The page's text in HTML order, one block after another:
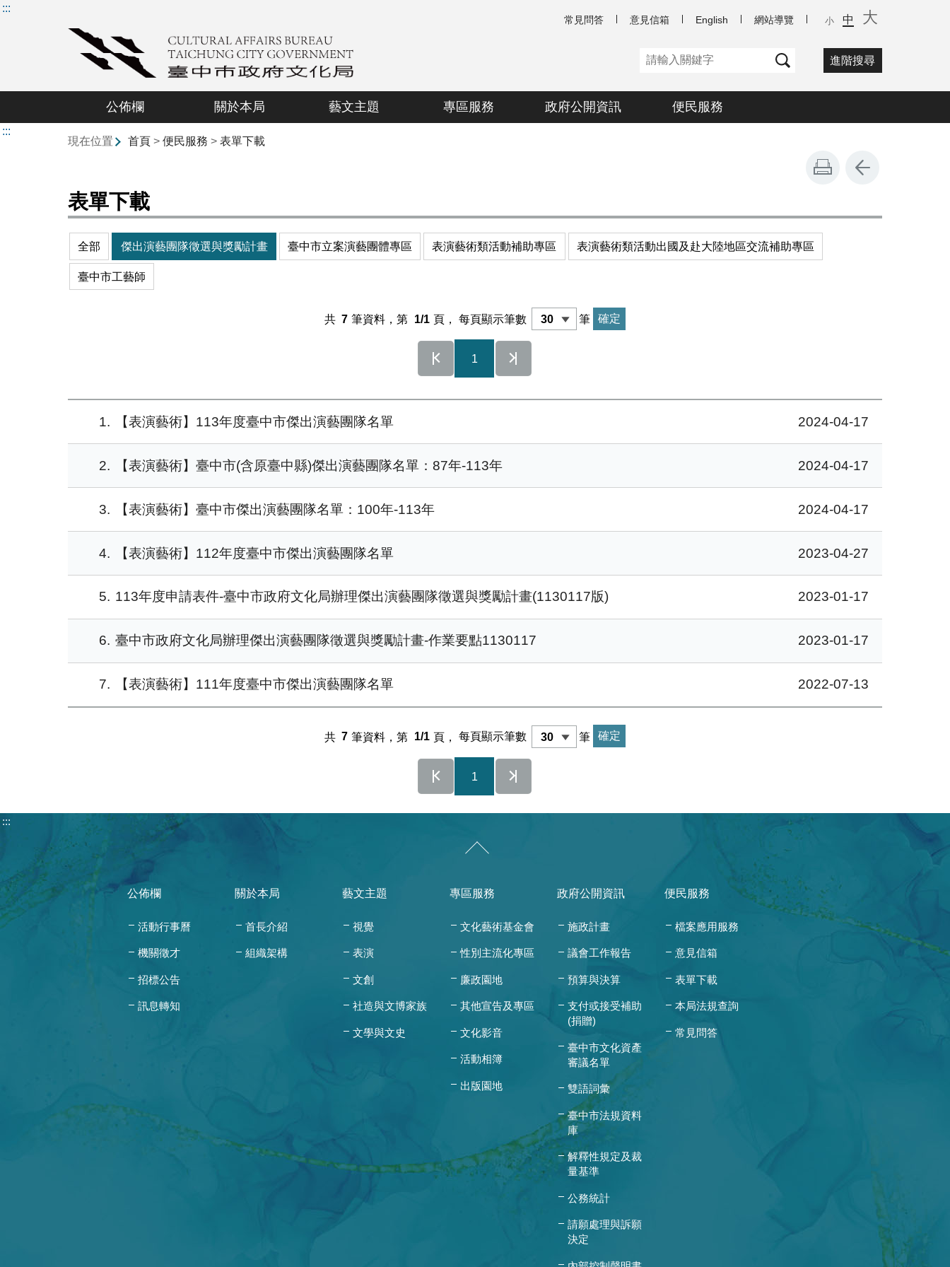
:::
常見問答 意見信箱 English 網站導覽 小 中 大
進階搜尋
公佈欄 關於本局 藝文主題 專區服務 政府公開資訊 便民服務
:::
現在位置
首頁> 便民服務 > 表單下載
表單下載
全部 傑出演藝團隊徵選與獎勵計畫 臺中市立案演藝團體專區 表演藝術類活動補助專區 表演藝術類活動出國及赴大陸地區交流補助專區
臺中市工藝師
共 7 筆資料，第 1/1 頁， 每頁顯示筆數 筆
1
1 【表演藝術】113年度臺中市傑出演藝團隊名單 2024-04-17
2 【表演藝術】臺中市(含原臺中縣)傑出演藝團隊名單：87年-113年 2024-04-17
3 【表演藝術】臺中市傑出演藝團隊名單：100年-113年 2024-04-17
4 【表演藝術】112年度臺中市傑出演藝團隊名單 2023-04-27
5 113年度申請表件-臺中市政府文化局辦理傑出演藝團隊徵選與獎勵計畫(1130117版) 2023-01-17
6 臺中市政府文化局辦理傑出演藝團隊徵選與獎勵計畫-作業要點1130117 2023-01-17
7 【表演藝術】111年度臺中市傑出演藝團隊名單 2022-07-13
共 7 筆資料，第 1/1 頁， 每頁顯示筆數 筆
1
:::
公佈欄
活動行事曆
機關徵才
招標公告
訊息轉知
關於本局
首長介紹
組織架構
藝文主題
視覺
表演
文創
社造與文博家族
文學與文史
專區服務
文化藝術基金會
性別主流化專區
廉政園地
其他宣告及專區
文化影音
活動相簿
出版園地
政府公開資訊
施政計畫
議會工作報告
預算與決算
支付或接受補助
(捐贈)
臺中市文化資產
審議名單
雙語詞彙
臺中市法規資料
庫
解釋性規定及裁
量基準
公務統計
請願處理與訴願
決定
便民服務
檔案應用服務
意見信箱
表單下載
本局法規查詢
常見問答